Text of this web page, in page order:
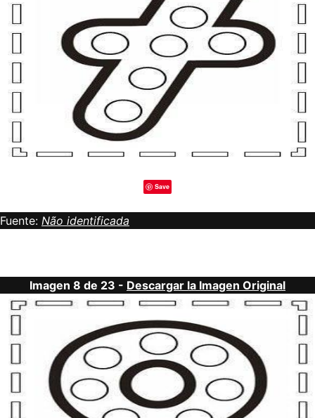
Save
Fuente: Não identificada
Imagen 8 de 23 - Descargar la Imagen Original